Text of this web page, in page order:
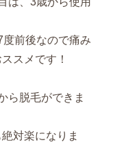
前後なので痛み
スメです！
ら脱毛ができま
対楽になりま